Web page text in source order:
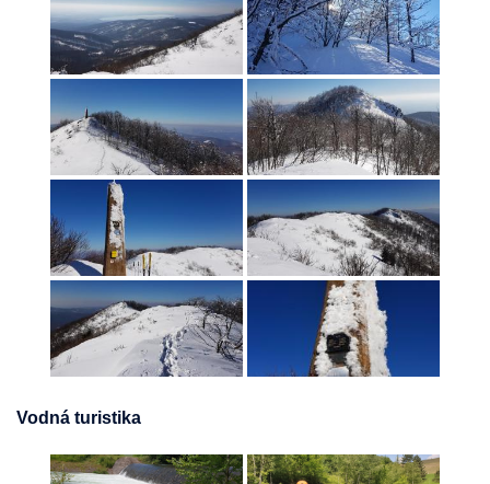
Vodná turistika